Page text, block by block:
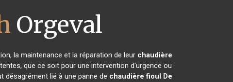
Orgeval
la maintenance et la réparation de leur chaudière
que ce soit pour une intervention d'urgence ou
désagrément lié à une panne de chaudière fioul De